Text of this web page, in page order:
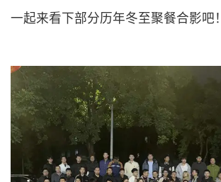
一起来看下部分历年冬至聚餐合影吧！